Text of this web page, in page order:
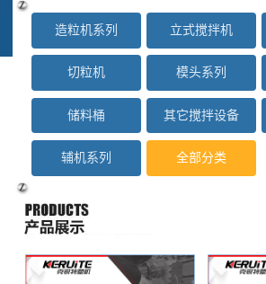
造粒机系列 立式搅拌机
切粒机 模头系列
储料桶 其它搅拌设备
辅机系列 全部分类